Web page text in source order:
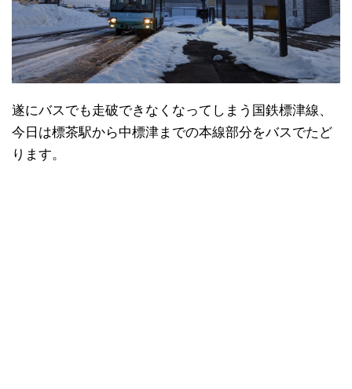
遂にバスでも走破できなくなってしまう国鉄標津線、
今日は標茶駅から中標津までの本線部分をバスでたど
ります。